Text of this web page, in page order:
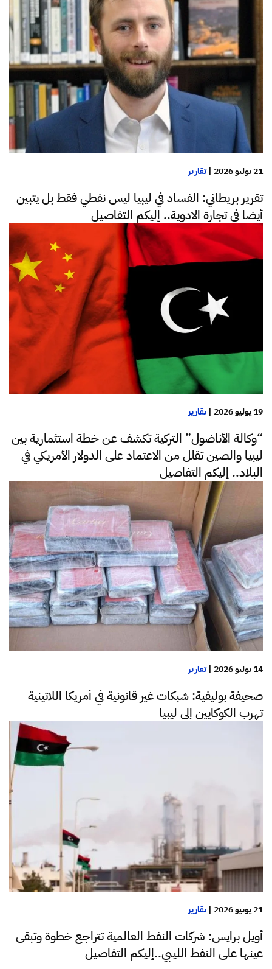
21 يوليو 2026 |تقارير
تقرير بريطاني: الفساد في ليبيا ليس نفطي فقط بل يتبين
أيضا في تجارة الادوية.. إليكم التفاصيل
19 يوليو 2026 |تقارير
“وكالة الأناضول” التركية تكشف عن خطة استثمارية بين
ليبيا والصين تقلل من الاعتماد على الدولار الأمريكي في
البلاد.. إليكم التفاصيل
14 يوليو 2026 |تقارير
صحيفة بوليفية: شبكات غير قانونية في أمريكا اللاتينية
تهرب الكوكايين إلى ليبيا
21 يونيو 2026 |تقارير
أويل برايس: شركات النفط العالمية تتراجع خطوة وتبقى
عينها على النفط الليبي..إليكم التفاصيل